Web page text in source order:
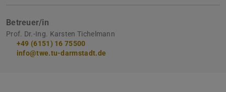
Betreuer/in
Prof. Dr.-Ing. Karsten Tichelmann
+49 (6151) 16 75500
info@twe.tu-darmstadt.de